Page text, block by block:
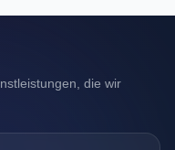
die wir